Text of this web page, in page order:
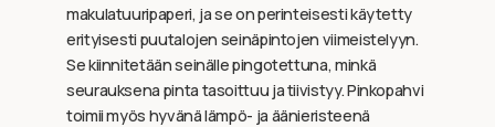
makulatuuripaperi, ja se on perinteisesti käytetty
erityisesti puutalojen seinäpintojen viimeistelyyn.
Se kiinnitetään seinälle pingotettuna, minkä
seurauksena pinta tasoittuu ja tiivistyy. Pinkopahvi
toimii myös hyvänä lämpö- ja äänieristeenä